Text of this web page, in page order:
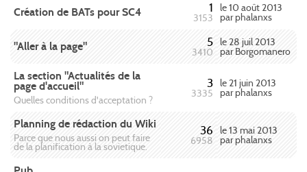
Création de BATs pour SC4 1
3153
le 10 août 2013
par phalanxs
"Aller à la page" 5
3410
le 28 juil 2013
par Borgomanero
La section "Actualités de la
page d'accueil"
Quelles conditions d'acceptation ?
3
3335
le 21 juin 2013
par phalanxs
Planning de rédaction du Wiki
Parce que nous aussi on peut faire
de la planification à la sovietique.
36
6958
le 13 mai 2013
par phalanxs